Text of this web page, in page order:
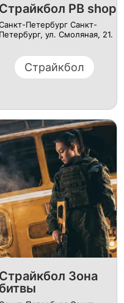
Страйкбол PB shop
Петербург Санкт-
Петербург, ул. Смоляная, 21.
Страйкбол
Страйкбол Зона